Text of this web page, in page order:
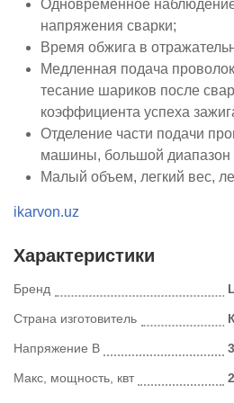
Одновременное наблюдение
напряжения сварки;
Время обжига в
Медленная подача
тесание шариков после
коэффициента успеха
Отделение части подачи
машины, большой диапазон
Малый объем, легкий вес,
ikarvon.uz
Характеристики
Бренд
Страна изготовитель
Напряжение В
Макс, мощность, квт